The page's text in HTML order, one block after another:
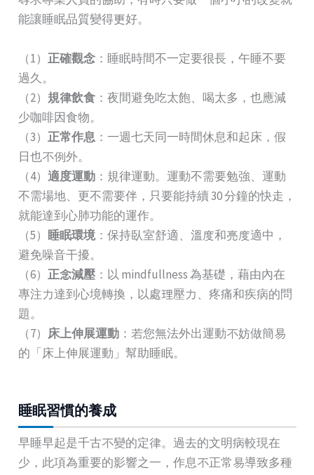
能讓睡眠品質變得更好。
（1） 正確觀念：睡眠時間不一定要很長，午睡不要
過久。
（2） 規律飲食：夜間避免吃太飽、喝太多，也應減
少咖啡因食物。
（3） 正常作息：一週七天同一時間休息和起床，假
日也不例外。
（4） 適度運動：規律運動。運動不需要勉強、運動
不需場地、更不需要伴，只要能持續 30 分鐘的快走，
就能達到心肺功能的運作。
（5） 睡眠環境：保持臥室舒適、溫度和亮度適中，
避免噪音干擾。
（6） 正念減壓：以 mindfullness 為基礎，藉由內在
專注力達到心境轉換，以處理壓力、疼痛和疾病的問
題。
（7） 床上伸展運動：若您無法外出運動不妨做簡易
的「床上伸展運動」幫助睡眠。
睡眠習慣的養成
早睡早起是千古不變的定律。過去的文明病較現在
少，此項為重要的影響之一，作息不正常易導致多種